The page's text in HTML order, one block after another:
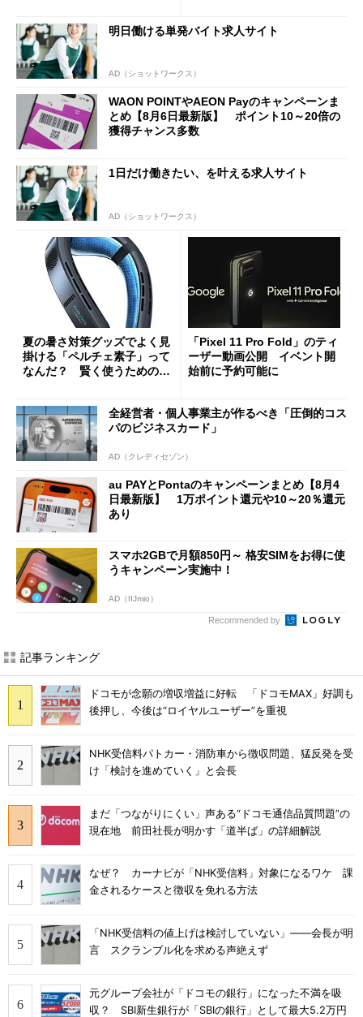
明日働ける単発バイト求人サイト
AD（ショットワークス）
WAON POINTやAEON Payのキャンペーンま
とめ【8月6日最新版】 ポイント10～20倍の
獲得チャンス多数
1日だけ働きたい、を叶える求人サイト
AD（ショットワークス）
夏の暑さ対策グッズでよく見
掛ける「ペルチェ素子」って
なんだ？ 賢く使うための注
「Pixel 11 Pro Fold」のティ
ーザー動画公開 イベント開
始前に予約可能に
全経営者・個人事業主が作るべき「圧倒的コス
パのビジネスカード」
AD（クレディセゾン）
au PAYとPontaのキャンペーンまとめ【8月4
日最新版】 1万ポイント還元や10～20％還元
あり
スマホ2GBで月額850円～ 格安SIMをお得に使
うキャンペーン実施中！
AD（IIJmio）
Recommended by
記事ランキング
ドコモが念願の増収増益に好転 「ドコモMAX」好調も
後押し、今後は“ロイヤルユーザー”を重視
NHK受信料パトカー・消防車から徴収問題、猛反発を受
け「検討を進めていく」と会長
まだ「つながりにくい」声ある“ドコモ通信品質問題”の
現在地 前田社長が明かす「道半ば」の詳細解説
なぜ？ カーナビが「NHK受信料」対象になるワケ 課
金されるケースと徴収を免れる方法
「NHK受信料の値上げは検討していない」――会長が明
言 スクランブル化を求める声絶えず
元グループ会社が「ドコモの銀行」になった不満を吸
収？ SBI新生銀行が「SBIの銀行」として最大5.2万円